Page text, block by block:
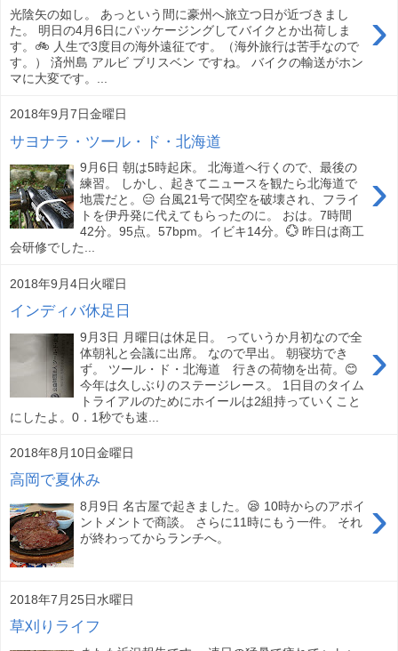
›
光陰矢の如し。 あっという間に豪州へ旅立つ日が近づきまし
た。 明日の4月6日にパッケージングしてバイクとか出荷しま
す。🚲 人生で3度目の海外遠征です。（海外旅行は苦手なので
す。） 済州島 アルビ ブリスベン ですね。 バイクの輸送がホン
マに大変です。...
2018年9月7日金曜日
サヨナラ・ツール・ド・北海道
›
9月6日 朝は5時起床。 北海道へ行くので、最後の
練習。 しかし、起きてニュースを観たら北海道で
地震だと。😑 台風21号で関空を破壊され、フライ
トを伊丹発に代えてもらったのに。 おは。7時間
42分。95点。57bpm。イビキ14分。💮 昨日は商工
会研修でした...
2018年9月4日火曜日
インディバ休足日
›
9月3日 月曜日は休足日。 っていうか月初なので全
体朝礼と会議に出席。 なので早出。 朝寝坊でき
ず。 ツール・ド・北海道 行きの荷物を出荷。😊
今年は久しぶりのステージレース。 1日目のタイム
トライアルのためにホイールは2組持っていくこと
にしたよ。0．1秒でも速...
2018年8月10日金曜日
高岡で夏休み
›
8月9日 名古屋で起きました。😪 10時からのアポイ
ントメントで商談。 さらに11時にもう一件。 それ
が終わってからランチへ。
2018年7月25日水曜日
草刈りライフ